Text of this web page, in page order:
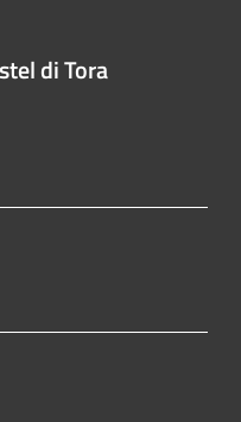
di Tora